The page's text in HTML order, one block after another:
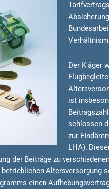
Der Kläger
ist
schlossen
zur
LHA).
der Beiträge zu
Altersversorgung
einen